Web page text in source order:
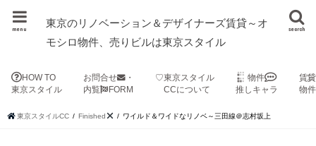
東京のリノベーション＆デザイナーズ賃貸～オ
モシロ物件、売りビルは東京スタイル
search
menu
HOW TO
東京スタイル
お問合せ
・
内覧
FORM
♡東京スタイル
CCについて
物件
推しキャラ
賃
物
東京スタイルCC Finished ワイルド＆ワイドなリノベ～三田線＠志村坂上